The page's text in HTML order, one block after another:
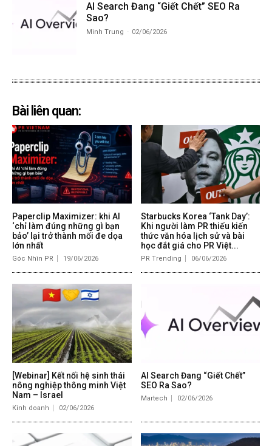
AI Search Đang “Giết Chết” SEO Ra
Sao?
Minh Trung - 02/06/2026
Bài liên quan:
Paperclip Maximizer: khi AI
‘chỉ làm đúng những gì bạn
bảo’ lại trở thành mối đe dọa
lớn nhất
Góc Nhìn PR 19/06/2026
Starbucks Korea ‘Tank Day’:
Khi người làm PR thiếu kiến
thức văn hóa lịch sử và bài
học đắt giá cho PR Việt...
PR Trending 06/06/2026
[Webinar] Kết nối hệ sinh thái
nông nghiệp thông minh Việt
Nam – Israel
Kinh doanh 02/06/2026
AI Search Đang “Giết Chết”
SEO Ra Sao?
Martech 02/06/2026